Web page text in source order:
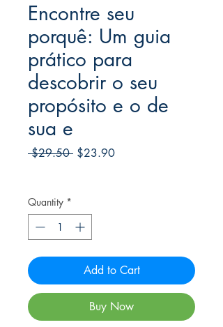
Encontre seu
porquê: Um guia
prático para
descobrir o seu
propósito e o de
sua e
$29.50 Regular
$23.90Sale
Quantity *
Add to Cart
Buy Now